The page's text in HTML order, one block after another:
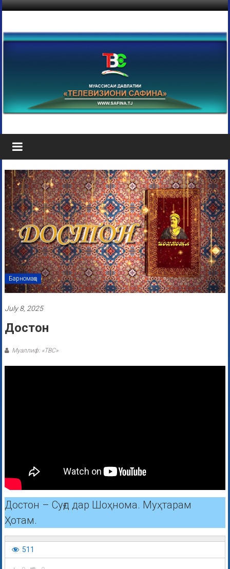
Барномаҳо
July 8, 2025
Достон
Муаллиф: «ТВС»
Достон – Суғд дар Шоҳнома. Муҳтарам
Ҳотам.
511